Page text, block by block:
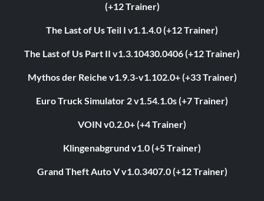
(+12 Trainer)
The Last of Us Teil I v1.1.4.0 (+12 Trainer)
The Last of Us Part II v1.3.10430.0406 (+12 Trainer)
Mythos der Reiche v1.9.3-v1.102.0+ (+33 Trainer)
Euro Truck Simulator 2 v1.54.1.0s (+7 Trainer)
VOIN v0.2.0+ (+4 Trainer)
Klingenabgrund v1.0 (+5 Trainer)
Grand Theft Auto V v1.0.3407.0 (+12 Trainer)